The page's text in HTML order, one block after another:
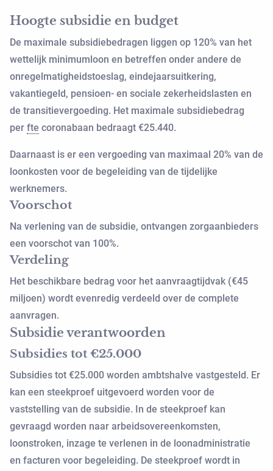
Hoogte subsidie en budget
De maximale subsidiebedragen liggen op 120% van het
wettelijk minimumloon en betreffen onder andere de
onregelmatigheidstoeslag, eindejaarsuitkering,
vakantiegeld, pensioen- en sociale zekerheidslasten en
de transitievergoeding. Het maximale subsidiebedrag
per fte coronabaan bedraagt €25.440.
Daarnaast is er een vergoeding van maximaal 20% van de
loonkosten voor de begeleiding van de tijdelijke
werknemers.
Voorschot
Na verlening van de subsidie, ontvangen zorgaanbieders
een voorschot van 100%.
Verdeling
Het beschikbare bedrag voor het aanvraagtijdvak (€45
miljoen) wordt evenredig verdeeld over de complete
aanvragen.
Subsidie verantwoorden
Subsidies tot €25.000
Subsidies tot €25.000 worden ambtshalve vastgesteld. Er
kan een steekproef uitgevoerd worden voor de
vaststelling van de subsidie. In de steekproef kan
gevraagd worden naar arbeidsovereenkomsten,
loonstroken, inzage te verlenen in de loonadministratie
en facturen voor begeleiding. De steekproef wordt in